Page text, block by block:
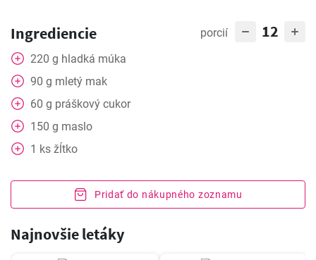
Ingrediencie porcií 12
220 g hladká múka
90 g mletý mak
60 g práškový cukor
150 g maslo
1 ks žĺtko
Pridať do nákupného zoznamu
Najnovšie letáky